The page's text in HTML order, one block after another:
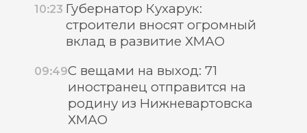
10:23 Губернатор Кухарук:
строители вносят огромный
вклад в развитие ХМАО
09:49С вещами на выход: 71
иностранец отправится на
родину из Нижневартовска
ХМАО